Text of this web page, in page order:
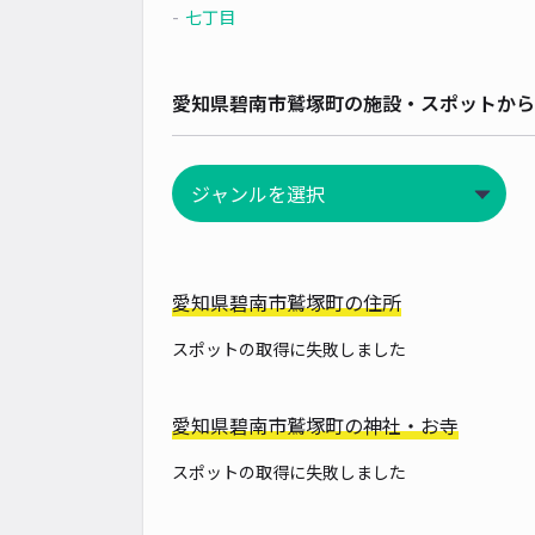
七丁目
愛知県碧南市鷲塚町の施設・スポットか
愛知県碧南市鷲塚町の住所
スポットの取得に失敗しました
愛知県碧南市鷲塚町の神社・お寺
スポットの取得に失敗しました